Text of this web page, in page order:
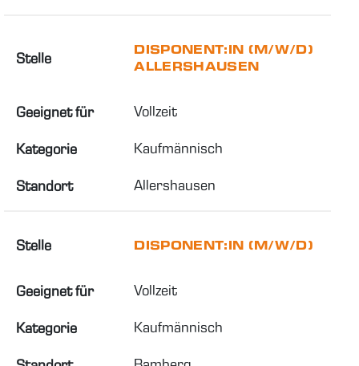
Stelle
DISPONENT:IN (M/W/D)
ALLERSHAUSEN
Geeignet für Vollzeit
Kategorie Kaufmännisch
Standort Allershausen
Stelle DISPONENT:IN (M/W/D)
Geeignet für Vollzeit
Kategorie Kaufmännisch